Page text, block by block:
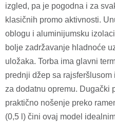
izgled, pa je pogodna i za
klasičnih promo aktivnosti.
oblogu i aluminijumsku
bolje zadržavanje hladnoće
uložaka. Torba ima glavni
prednji džep sa
za dodatnu opremu. Dugački
praktično nošenje preko
(0,5 l) čini ovaj model